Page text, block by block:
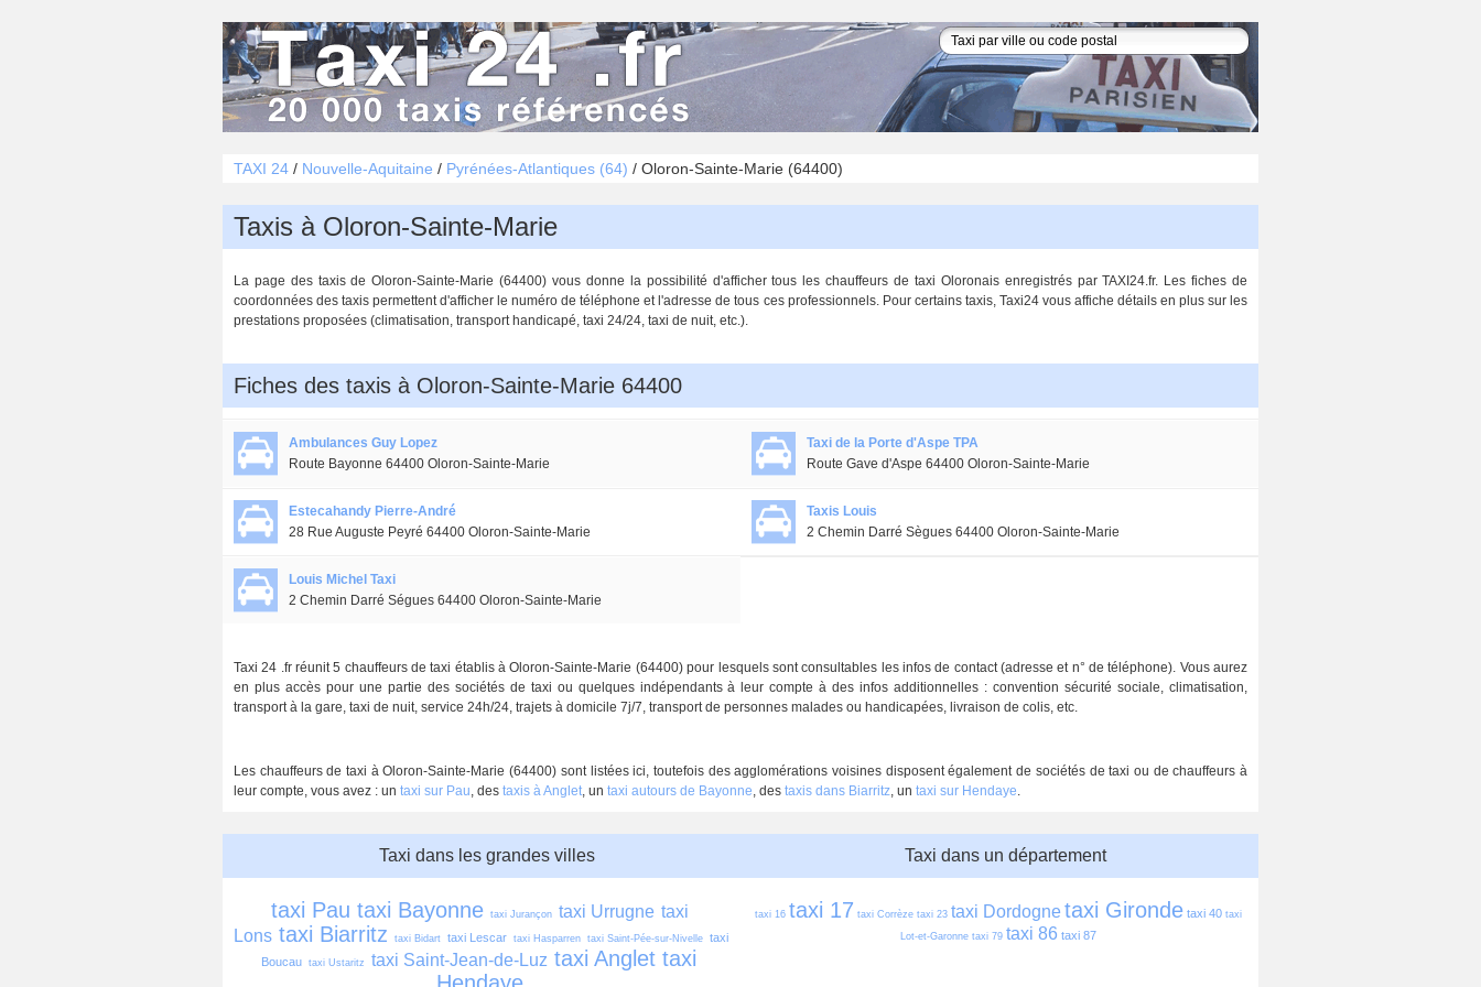
TAXI 24 / Nouvelle-Aquitaine / Pyrénées-Atlantiques (64) / Oloron-Sainte-Marie (64400)
Taxis à Oloron-Sainte-Marie
La page des taxis de Oloron-Sainte-Marie (64400) vous donne la possibilité d'afficher tous les chauffeurs de taxi Oloronais enregistrés par TAXI24.fr. Les fiches de
coordonnées des taxis permettent d'afficher le numéro de téléphone et l'adresse de tous ces professionnels. Pour certains taxis, Taxi24 vous affiche détails en plus sur les
prestations proposées (climatisation, transport handicapé, taxi 24/24, taxi de nuit, etc.).
Fiches des taxis à Oloron-Sainte-Marie 64400
Ambulances Guy Lopez
Route Bayonne 64400 Oloron-Sainte-Marie
Estecahandy Pierre-André
28 Rue Auguste Peyré 64400 Oloron-Sainte-Marie
Louis Michel Taxi
2 Chemin Darré Ségues 64400 Oloron-Sainte-Marie
Taxi de la Porte d'Aspe TPA
Route Gave d'Aspe 64400 Oloron-Sainte-Marie
Taxis Louis
2 Chemin Darré Sègues 64400 Oloron-Sainte-Marie
Taxi 24 .fr réunit 5 chauffeurs de taxi établis à Oloron-Sainte-Marie (64400) pour lesquels sont consultables les infos de contact (adresse et n° de téléphone). Vous aurez
en plus accès pour une partie des sociétés de taxi ou quelques indépendants à leur compte à des infos additionnelles : convention sécurité sociale, climatisation,
transport à la gare, taxi de nuit, service 24h/24, trajets à domicile 7j/7, transport de personnes malades ou handicapées, livraison de colis, etc.
Les chauffeurs de taxi à Oloron-Sainte-Marie (64400) sont listées ici, toutefois des agglomérations voisines disposent également de sociétés de taxi ou de chauffeurs à
leur compte, vous avez : un taxi sur Pau, des taxis à Anglet, un taxi autours de Bayonne, des taxis dans Biarritz, un taxi sur Hendaye.
Taxi dans les grandes villes
taxi Pau taxi Bayonne taxi Jurançon taxi Urrugne taxi
Lons taxi Biarritz taxi Bidart taxi Lescar taxi Hasparren taxi Saint-Pée-sur-Nivelle taxi
Boucau
taxi Ustaritz taxi Saint-Jean-de-Luz taxi Anglet taxi
Taxi dans un département
taxi 16 taxi 17 taxi Corrèze taxi 23 taxi Dordogne taxi Gironde taxi 40 taxi
Lot-et-Garonne taxi 79 taxi 86 taxi 87